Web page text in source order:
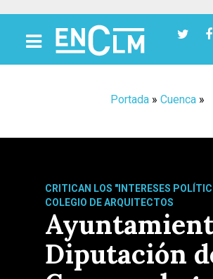
Portada » Cuenca »
CRITICAN LOS "INTERESES
COLEGIO DE ARQUITECTOS
Diputación